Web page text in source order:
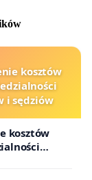
kosztów
i sędziów
kosztów